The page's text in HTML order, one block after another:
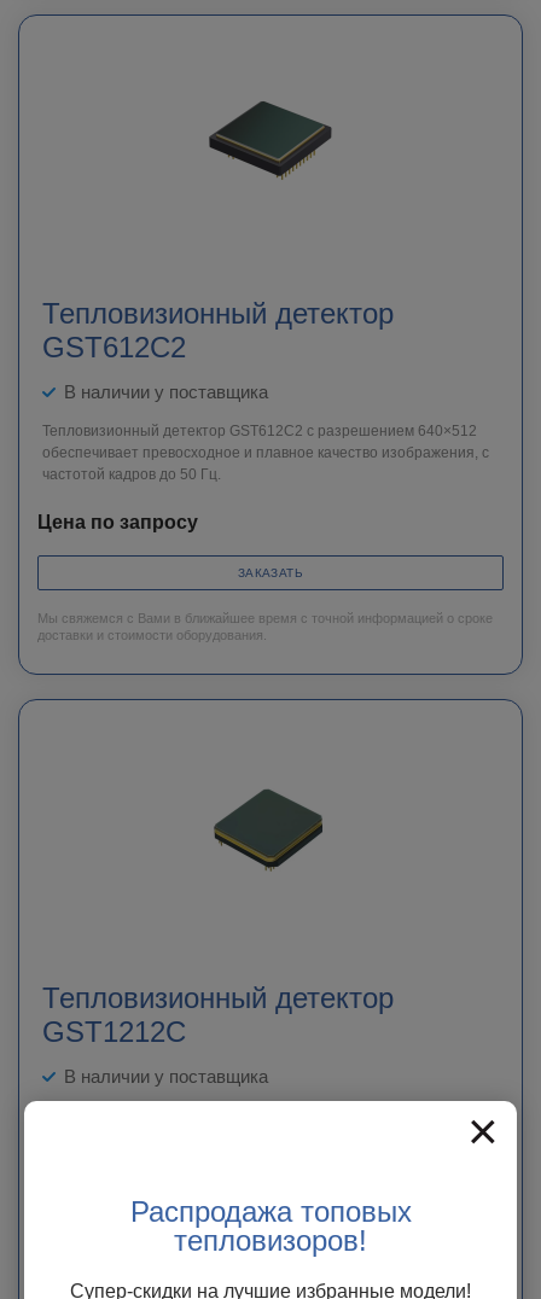
Тепловизионный детектор
GST612C2
В наличии у поставщика
Тепловизионный детектор GST612C2 с разрешением 640×512
обеспечивает превосходное и плавное качество изображения, с
частотой кадров до 50 Гц.
Цена по запросу
ЗАКАЗАТЬ
Мы свяжемся с Вами в ближайшее время с точной информацией о сроке
доставки и стоимости оборудования.
Тепловизионный детектор
GST1212C
В наличии у поставщика
разрешению 1280×1024 может отображать больше деталей на
Цена по запросу
×
Распродажа топовых
тепловизоров!
Супер-скидки на лучшие избранные модели!